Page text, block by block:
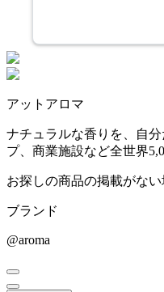
AINX
アイネクス
aluna
アットアロマ
ナチュラルな香りを、自
プ、商業施設など全世界
お探しの商品の掲載がな
ブランド
@aroma